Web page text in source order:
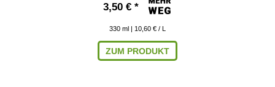
3,50 € *
330 ml | 10,60 € / L
ZUM PRODUKT